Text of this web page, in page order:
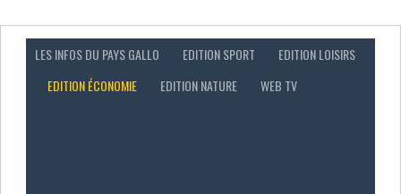
LES INFOS DU PAYS GALLO EDITION SPORT
EDITION LOISIRS
EDITION ÉCONOMIE
EDITION NATURE WEB TV